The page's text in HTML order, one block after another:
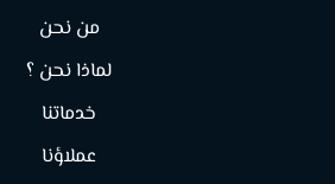
من نحن
لماذا نحن ؟
خدماتنا
عملاؤنا